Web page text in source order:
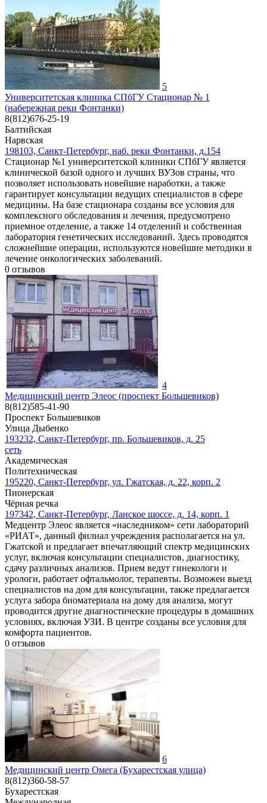
5
Университетская клиника СПбГУ Стационар № 1
(набережная реки Фонтанки)
8(812)676-25-19
Балтийская
Нарвская
198103, Санкт-Петербург, наб. реки Фонтанки, д.154
Стационар №1 университетской клиники СПбГУ является
клинической базой одного и лучших ВУЗов страны, что
позволяет использовать новейшие наработки, а также
гарантирует консультации ведущих специалистов в сфере
медицины. На базе стационара созданы все условия для
комплексного обследования и лечения, предусмотрено
приемное отделение, а также 14 отделений и собственная
лаборатория генетических исследований. Здесь проводятся
сложнейшие операции, используются новейшие методики в
лечение онкологических заболеваний.
0 отзывов
4
Медицинский центр Элеос (проспект Большевиков)
8(812)585-41-90
Проспект Большевиков
Улица Дыбенко
193232, Санкт-Петербург, пр. Большевиков, д. 25
сеть
Академическая
Политехническая
195220, Санкт-Петербург, ул. Гжатская, д. 22, корп. 2
Пионерская
Чёрная речка
197342, Санкт-Петербург, Ланское шоссе, д. 14, корп. 1
Медцентр Элеос является «наследником» сети лабораторий
«РИАТ», данный филиал учреждения располагается на ул.
Гжатской и предлагает впечатляющий спектр медицинских
услуг, включая консультации специалистов, диагностику,
сдачу различных анализов. Прием ведут гинекологи и
урологи, работает офтальмолог, терапевты. Возможен выезд
специалистов на дом для консультации, также предлагается
услуга забора биоматериала на дому для анализа, могут
проводится другие диагностические процедуры в домашних
условиях, включая УЗИ. В центре созданы все условия для
комфорта пациентов.
0 отзывов
6
Медицинский центр Омега (Бухарестская улица)
8(812)360-58-57
Бухарестская